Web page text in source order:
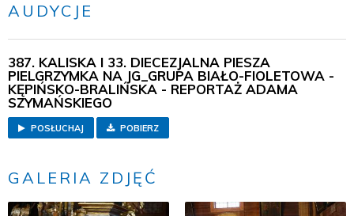
AUDYCJE
387. KALISKA I 33. DIECEZJALNA PIESZA
PIELGRZYMKA NA JG_GRUPA BIAŁO-FIOLETOWA -
KĘPIŃSKO-BRALIŃSKA - REPORTAŻ ADAMA
SZYMAŃSKIEGO
POSŁUCHAJ POBIERZ
GALERIA ZDJĘĆ